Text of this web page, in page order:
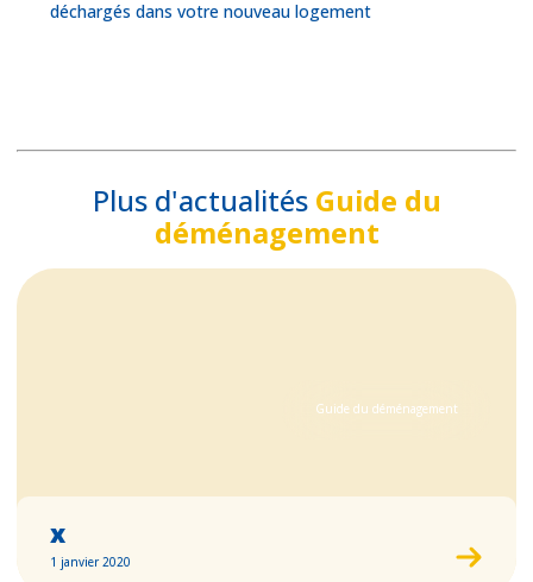
déchargés dans votre nouveau logement
Plus d'actualitésGuide du
déménagement
Guide du déménagement
x
1 janvier 2020